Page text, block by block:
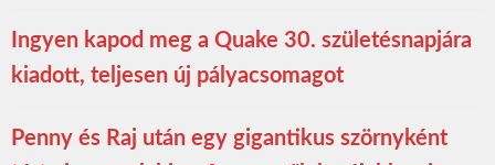
Ingyen kapod meg a Quake 30. születésnapjára
kiadott, teljesen új pályacsomagot
Penny és Raj után egy gigantikus szörnyként